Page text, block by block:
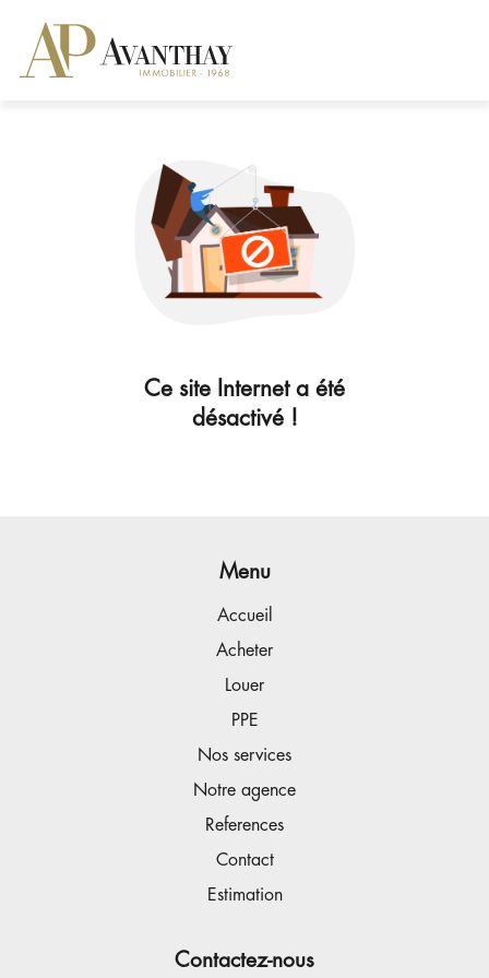
Ce site Internet a été
désactivé !
Menu
Accueil
Acheter
Louer
PPE
Nos services
Notre agence
References
Contact
Estimation
Contactez-nous